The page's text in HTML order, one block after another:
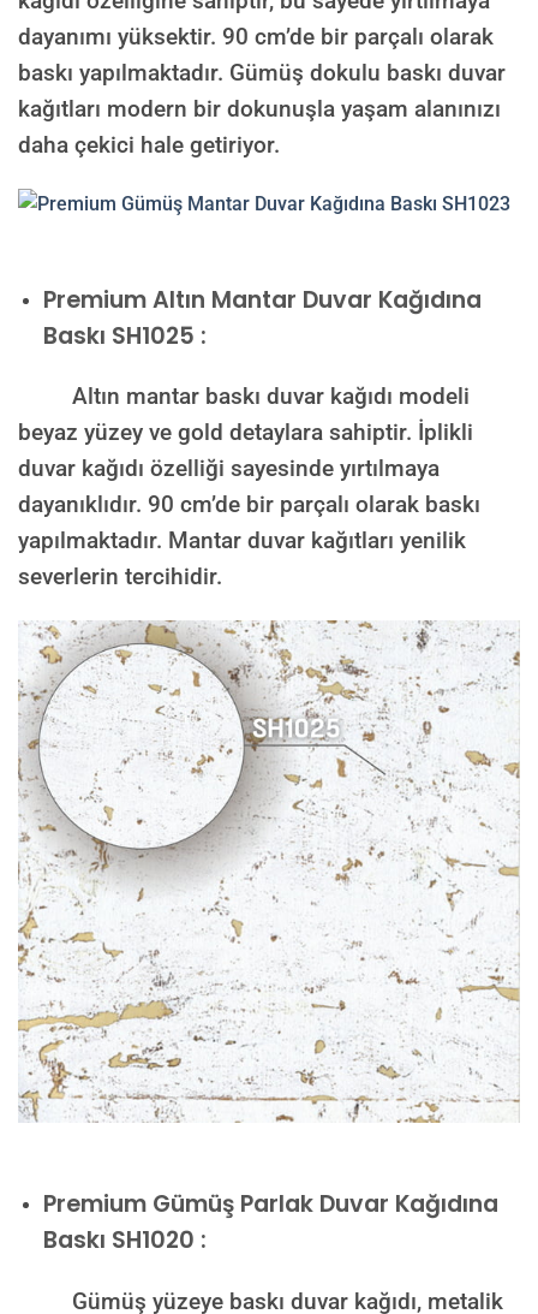
dayanımı yüksektir. 90 cm’de bir parçalı olarak
baskı yapılmaktadır. Gümüş dokulu baskı duvar
kağıtları modern bir dokunuşla yaşam alanınızı
daha çekici hale getiriyor.
PremiumAltın Mantar Duvar Kağıdına
Baskı SH1025 :
Altın mantar baskı duvar kağıdı modeli
beyaz yüzey ve gold detaylara sahiptir. İplikli
duvar kağıdı özelliği sayesinde yırtılmaya
dayanıklıdır. 90 cm’de bir parçalı olarak baskı
yapılmaktadır. Mantar duvar kağıtları yenilik
severlerin tercihidir.
Premium Gümüş Parlak Duvar Kağıdına
Baskı SH1020 :
Gümüş yüzeye baskı duvar kağıdı, metalik